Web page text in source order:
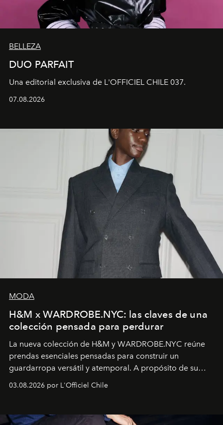
BELLEZA
DUO PARFAIT
Una editorial exclusiva de L'OFFICIEL CHILE 037.
07.08.2026
MODA
H&M x WARDROBE.NYC: las claves de una
colección pensada para perdurar
La nueva colección de H&M y WARDROBE.NYC reúne
prendas esenciales pensadas para construir un
guardarropa versátil y atemporal. A propósito de su
la asesora creativa y jefa de diseño global de la marca
y la filosofía detrás de la propuesta.
03.08.2026 por L'Officiel Chile